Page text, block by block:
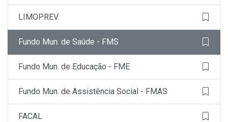
LIMOPREV
Fundo Mun. de Saúde - FMS
Fundo Mun. de Educação - FME
Fundo Mun. de Assistência Social - FMAS
FACAL